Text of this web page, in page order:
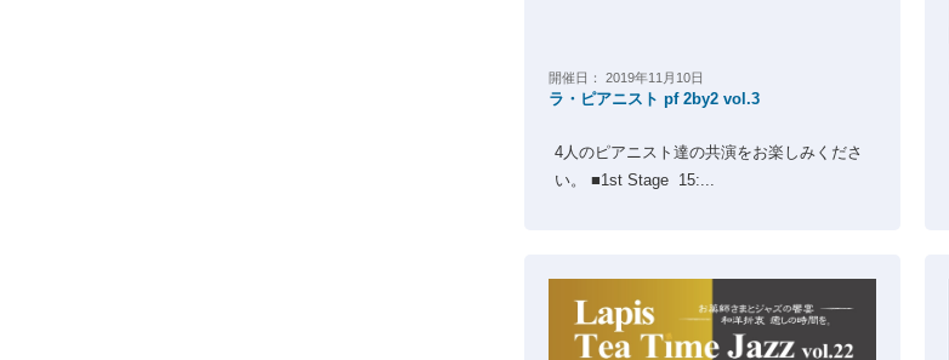
開催日： 2019年11月10日
ラ・ピアニスト pf 2by2 vol.3
4人のピアニスト達の共演をお楽しみくださ
い。 ■1st Stage 15:...